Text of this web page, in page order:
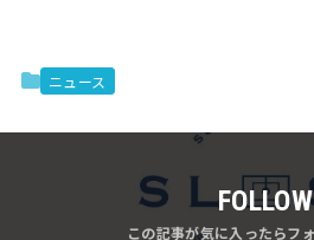
ニュース
FOLLOW